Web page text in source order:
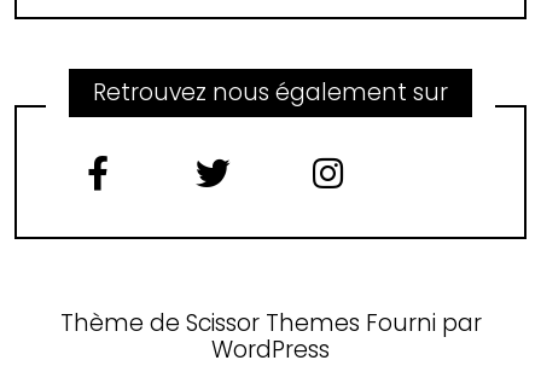
Retrouvez nous également sur
Thème de Scissor Themes Fourni par
WordPress